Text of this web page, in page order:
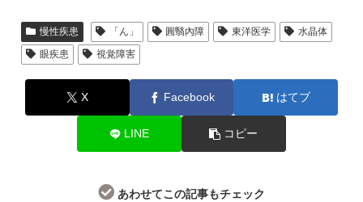
慢性疾患 「ん」 圓翳內障 東洋医学
水晶体
眼疾患
視覚障害
X Facebook はてブ
LINE コピー
あわせてこの記事もチェック